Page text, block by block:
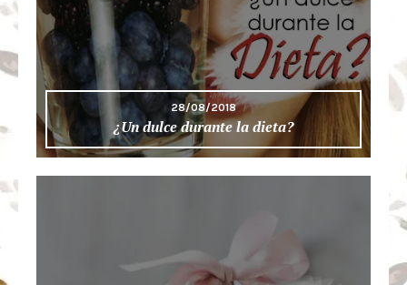
28/08/2018
¿Un dulce durante la dieta?